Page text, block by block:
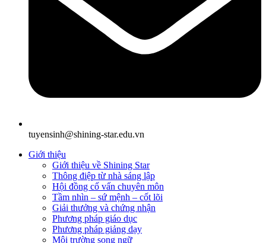
tuyensinh@shining-star.edu.vn
Giới thiệu
Giới thiệu về Shining Star
Thông điệp từ nhà sáng lập
Hội đồng cố vấn chuyên môn
Tầm nhìn – sứ mệnh – cốt lõi
Giải thưởng và chứng nhận
Phương pháp giáo dục
Phương pháp giảng dạy
Môi trường song ngữ